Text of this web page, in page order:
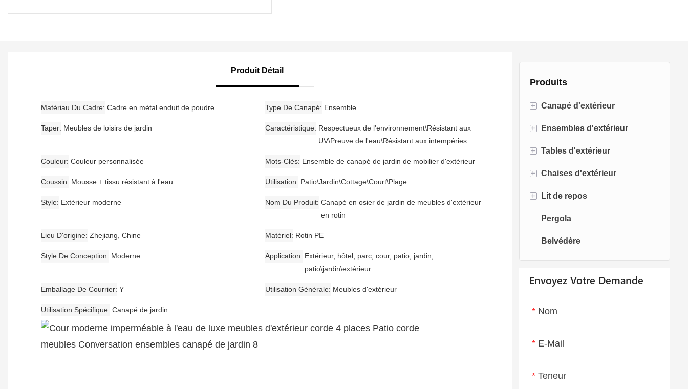
Produits
+ Canapé d'extérieur
Canapé en rotin
Canapé en corde
Canapé en aluminium
Canapé en tissu
Canapé en teck
+ Ensembles d'extérieur
Ensembles de bistro
Ensembles de conversation
Ensembles de salle à manger
+ Tables d'extérieur
Tables de foyer
Tables à manger
+ Chaises d'extérieur
Chaises de salle à manger
Chaises pivotantes
Chaises oeufs
+ Lit de repos
Lit de bronzage
Chaise longue
Pergola
Belvédère
Envoyez Votre Demande
Nom
E-Mail
Teneur
Produit Détail
Matériau Du Cadre Cadre en métal enduit de poudre Type De Canapé Ensemble
Taper Meubles de loisirs de jardin Caractéristique Respectueux de l'environnement\Résistant aux
UV\Preuve de l'eau\Résistant aux intempéries
Couleur Couleur personnalisée Mots-Clés Ensemble de canapé de jardin de mobilier d'extérieur
Coussin Mousse + tissu résistant à l'eau Utilisation Patio\Jardin\Cottage\Court\Plage
Style Extérieur moderne Nom Du Produit Canapé en osier de jardin de meubles d'extérieur
en rotin
Lieu D'origine Zhejiang, Chine Matériel Rotin PE
Style De Conception Moderne Application
Extérieur, hôtel, parc, cour, patio, jardin,
patio\jardin\extérieur
Emballage De Courrier Y Utilisation Générale Meubles d'extérieur
Utilisation Spécifique Canapé de jardin